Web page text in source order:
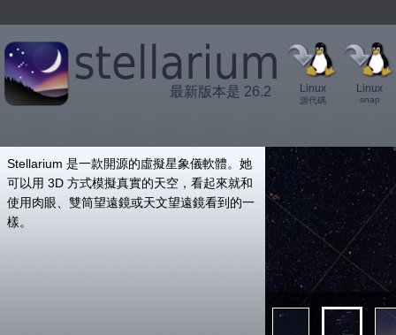
最新版本是 26.2 Linux
源代碼
Linux
snap
Stellarium 是一款開源的虛擬星象儀軟體。她
可以用 3D 方式模擬真實的天空，看起來就和
使用肉眼、雙筒望遠鏡或天文望遠鏡看到的一
樣。
',